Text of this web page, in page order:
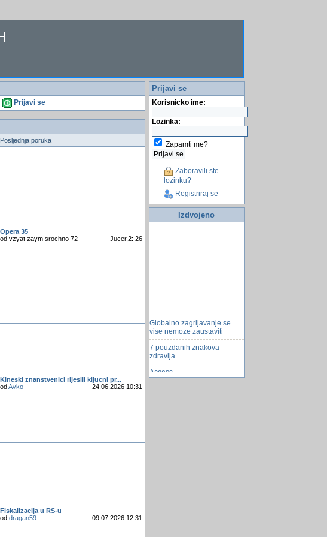
Prijavi se
Posljednja poruka
Opera 35
od vzyat zaym srochno 72
Jucer,2: 26
Kineski znanstvenici rijesili kljucni pr...
odAvko 24.06.2026 10:31
Fiskalizacija u RS-u
od dragan59 09.07.2026 12:31
Prijavi se
Korisnicko ime:
Lozinka:
Zapamti me?
Zaboravili ste
lozinku?
Registriraj se
Izdvojeno
Globalno zagrijavanje se
vise nemoze zaustaviti
7 pouzdanih znakova
zdravlja
Access